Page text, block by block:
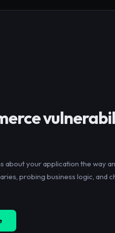
about your application the way
probing business logic, and